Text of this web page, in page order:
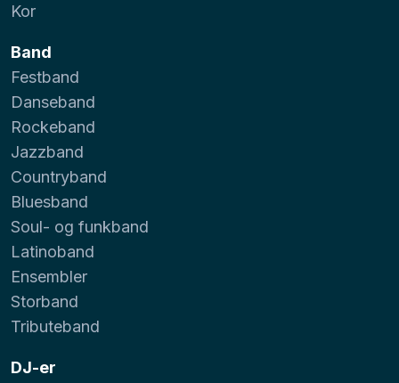
Kor
Band
Festband
Danseband
Rockeband
Jazzband
Countryband
Bluesband
Soul- og funkband
Latinoband
Ensembler
Storband
Tributeband
DJ-er